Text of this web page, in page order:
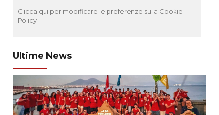
Clicca qui per modificare le preferenze sulla Cookie
Policy
Ultime News